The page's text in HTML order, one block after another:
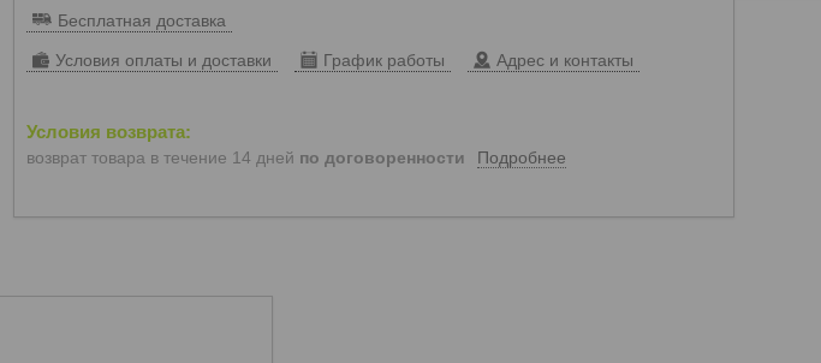
Бесплатная доставка
Условия оплаты и доставки График работы Адрес и контакты
возврат товара в течение 14 дней по договоренности Подробнее